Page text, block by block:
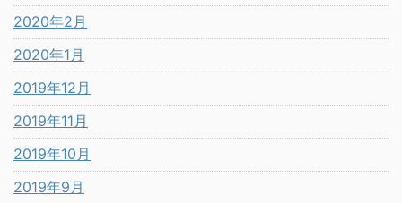
2020年2月
2020年1月
2019年12月
2019年11月
2019年10月
2019年9月